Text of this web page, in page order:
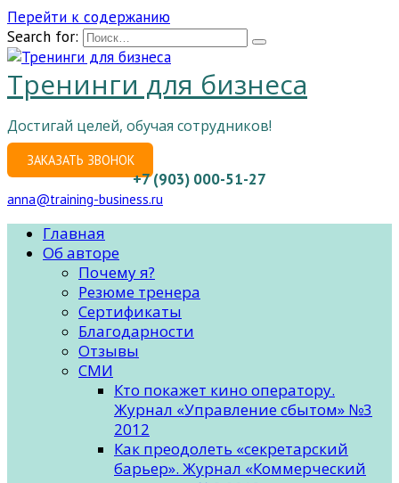
Перейти к содержанию
Search for:
Тренинги для бизнеса
Достигай целей, обучая сотрудников!
ЗАКАЗАТЬ ЗВОНОК
+7 (903) 000-51-27
anna@training-business.ru
Главная
Об авторе
Почему я?
Резюме тренера
Сертификаты
Благодарности
Отзывы
СМИ
Кто покажет кино оператору.
Журнал «Управление сбытом» №3
2012
Как преодолеть «секретарский
барьер». Журнал «Коммерческий